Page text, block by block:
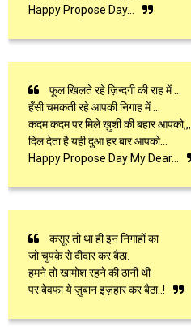
Happy Propose Day…
फूल खिलते रहे ज़िन्दगी की राह में …
हँसी चमकती रहे आपकी निगाह में …
कदम कदम पर मिले ख़ुशी की बहार आपको,,,
दिल देता है यही दुआ हर बार आपको…
Happy Propose Day My Dear…
कसूर तो था ही इन निगाहों का
जो चुपके से दीदार कर बैठा.
हमने तो खामोश रहने की ठानी थी
पर बेवफा ये ज़ुबान इज़हार कर बैठा..!